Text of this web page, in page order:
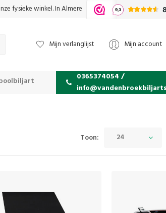
fysieke winkel. In Almere
Mijn verlanglijst Mijn account
0365374054 /
Toon: 24